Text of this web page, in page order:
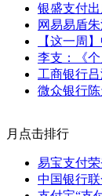
银盛支付
网易易盾
【这一周
李支：《
工商银行
微众银行
月点击排行
易宝支付
中国银行